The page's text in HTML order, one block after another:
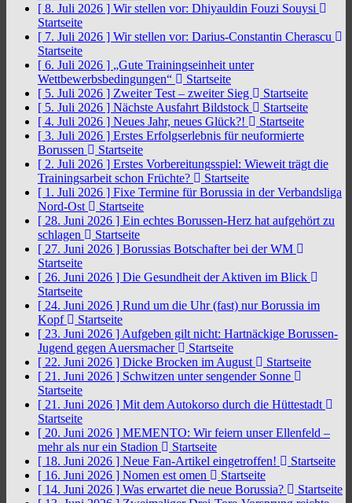
[ 8. Juli 2026 ] Wir stellen vor: Dhiyauldin Fouzi Souysi
Startseite
[ 7. Juli 2026 ] Wir stellen vor: Darius-Constantin Cherascu
Startseite
[ 6. Juli 2026 ] „Gute Trainingseinheit unter
Wettbewerbsbedingungen“
Startseite
[ 5. Juli 2026 ] Zweiter Test – zweiter Sieg
Startseite
[ 5. Juli 2026 ] Nächste Ausfahrt Bildstock
Startseite
[ 4. Juli 2026 ] Neues Jahr, neues Glück?!
Startseite
[ 3. Juli 2026 ] Erstes Erfolgserlebnis für neuformierte
Borussen
Startseite
[ 2. Juli 2026 ] Erstes Vorbereitungsspiel: Wieweit trägt die
Trainingsarbeit schon Früchte?
Startseite
[ 1. Juli 2026 ] Fixe Termine für Borussia in der Verbandsliga
Nord-Ost
Startseite
[ 28. Juni 2026 ] Ein echtes Borussen-Herz hat aufgehört zu
schlagen
Startseite
[ 27. Juni 2026 ] Borussias Botschafter bei der WM
Startseite
[ 26. Juni 2026 ] Die Gesundheit der Aktiven im Blick
Startseite
[ 24. Juni 2026 ] Rund um die Uhr (fast) nur Borussia im
Kopf
Startseite
[ 23. Juni 2026 ] Aufgeben gilt nicht: Hartnäckige Borussen-
Jugend gegen Auersmacher
Startseite
[ 22. Juni 2026 ] Dicke Brocken im August
Startseite
[ 21. Juni 2026 ] Schwitzen unter sengender Sonne
Startseite
[ 21. Juni 2026 ] Mit dem Autokorso durch die Hüttestadt
Startseite
[ 20. Juni 2026 ] MEMENTO: Wir feiern unser Ellenfeld –
mehr als nur ein Stadion
Startseite
[ 18. Juni 2026 ] Neue Fan-Artikel eingetroffen!
Startseite
[ 16. Juni 2026 ] Nomen est omen
Startseite
[ 14. Juni 2026 ] Was erwartet die neue Borussia?
Startseite